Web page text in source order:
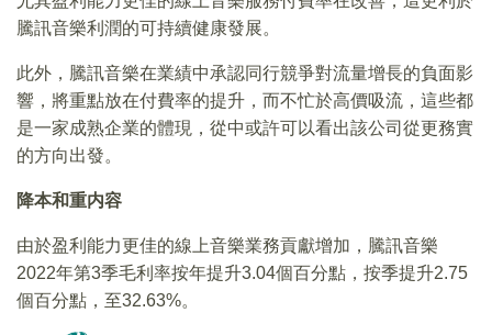
騰訊音樂利潤的可持續健康發展。
此外，騰訊音樂在業績中承認同行競爭對流量增長的負面影
響，將重點放在付費率的提升，而不忙於高價吸流，這些都
是一家成熟企業的體現，從中或許可以看出該公司從更務實
的方向出發。
降本和重内容
由於盈利能力更佳的線上音樂業務貢獻增加，騰訊音樂
2022年第3季毛利率按年提升3.04個百分點，按季提升2.75
個百分點，至32.63%。